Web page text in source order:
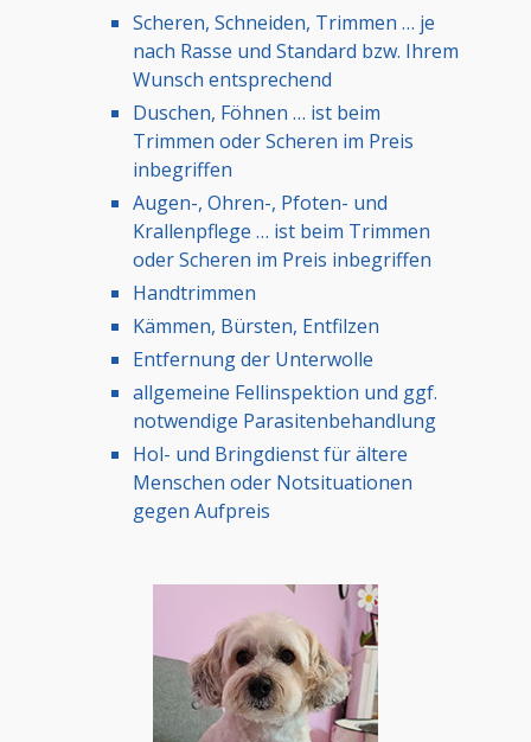
Scheren, Schneiden, Trimmen … je
nach Rasse und Standard bzw. Ihrem
Wunsch entsprechend
Duschen, Föhnen … ist beim
Trimmen oder Scheren im Preis
inbegriffen
Augen-, Ohren-, Pfoten- und
Krallenpflege … ist beim Trimmen
oder Scheren im Preis inbegriffen
Handtrimmen
Kämmen, Bürsten, Entfilzen
Entfernung der Unterwolle
allgemeine Fellinspektion und ggf.
notwendige Parasitenbehandlung
Hol- und Bringdienst für ältere
Menschen oder Notsituationen
gegen Aufpreis